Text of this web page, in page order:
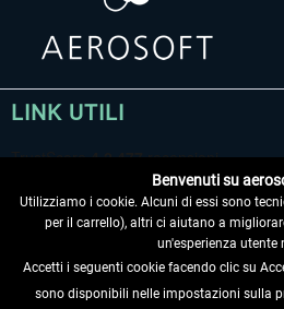
LINK UTILI
Benvenuti su
Utilizziamo i cookie. Alcuni di essi sono
per il carrello), altri ci aiutano a
un'esperienza utente
Accetti i seguenti cookie facendo clic su
sono disponibili nelle impostazioni sulla